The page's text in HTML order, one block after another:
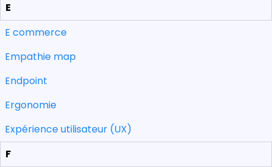
E
E commerce
Empathie map
Endpoint
Ergonomie
Expérience utilisateur (UX)
F